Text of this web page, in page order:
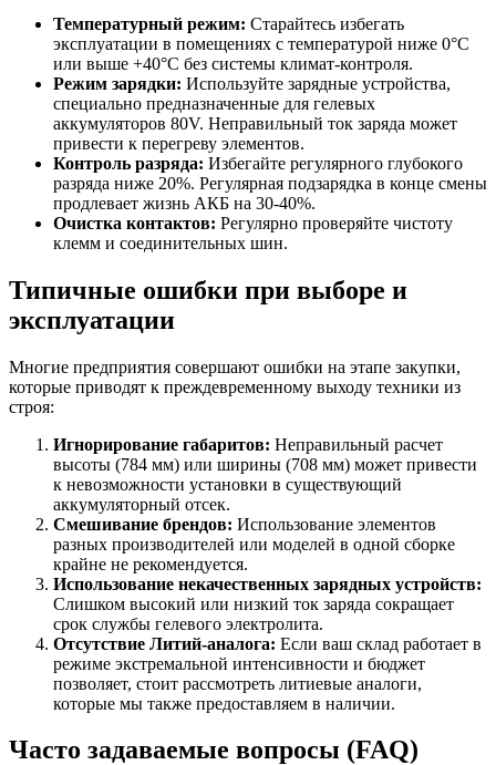
Температурный режим: Старайтесь избегать
эксплуатации в помещениях с температурой ниже 0°C
или выше +40°C без системы климат-контроля.
Режим зарядки: Используйте зарядные устройства,
специально предназначенные для гелевых
аккумуляторов 80V. Неправильный ток заряда может
привести к перегреву элементов.
Контроль разряда: Избегайте регулярного глубокого
разряда ниже 20%. Регулярная подзарядка в конце смены
продлевает жизнь АКБ на 30-40%.
Очистка контактов: Регулярно проверяйте чистоту
клемм и соединительных шин.
Типичные ошибки при выборе и
эксплуатации
Многие предприятия совершают ошибки на этапе закупки,
которые приводят к преждевременному выходу техники из
строя:
Игнорирование габаритов: Неправильный расчет
высоты (784 мм) или ширины (708 мм) может привести
к невозможности установки в существующий
аккумуляторный отсек.
Смешивание брендов: Использование элементов
разных производителей или моделей в одной сборке
крайне не рекомендуется.
Использование некачественных зарядных устройств:
Слишком высокий или низкий ток заряда сокращает
срок службы гелевого электролита.
Отсутствие Литий-аналога: Если ваш склад работает в
режиме экстремальной интенсивности и бюджет
позволяет, стоит рассмотреть литиевые аналоги,
которые мы также предоставляем в наличии.
Часто задаваемые вопросы (FAQ)